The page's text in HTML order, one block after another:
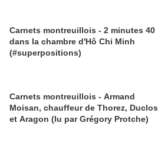
Carnets montreuillois - 2 minutes 40
dans la chambre d'Hô Chi Minh
(#superpositions)
Carnets montreuillois - Armand
Moisan, chauffeur de Thorez, Duclos
et Aragon (lu par Grégory Protche)